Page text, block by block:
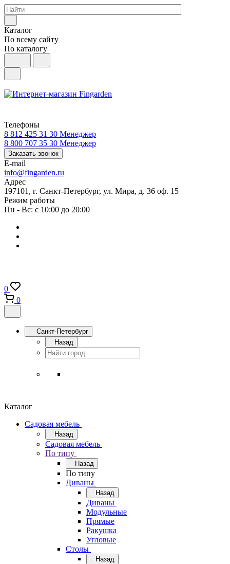
Каталог
По всему сайту
По каталогу
Телефоны
8 812 425 31 30 Менеджер
8 800 707 35 30 Менеджер
Заказать звонок
E-mail
info@fingarden.ru
Адрес
197101, г. Санкт-Петербург, ул. Мира, д. 36 оф. 15
Режим работы
Пн - Вс: с 10:00 до 20:00
0
0
Санкт-Петербург
Назад
Каталог
Садовая мебель
Назад
Садовая мебель
По типу
Назад
По типу
Диваны
Назад
Диваны
Модульные
Прямые
Ракушка
Угловые
Столы
Назад